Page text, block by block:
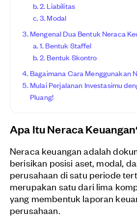
2. Liabilitas
3. Modal
Mengenal Dua Bentuk Neraca
1. Bentuk Staffel
2. Bentuk Skontro
Bagaimana Cara Menggunakan
Mulai Perjalanan Investasimu
Pluang!
Apa Itu Neraca
Neraca keuangan adalah
berisikan posisi aset, modal,
perusahaan di satu periode
merupakan satu dari lima
yang membentuk laporan
perusahaan.